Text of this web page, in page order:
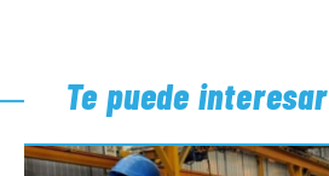
Te puede interesar